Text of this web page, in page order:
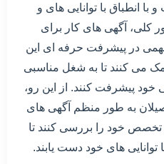
انطباق با توانایی های و
آگهی های کار برای
در پیشرفت حرفه ای این
کمک می کنند تا به شغل مناسبی
پیشرفت کنند. از این رو،
به طور منظم آگهی های
تخصص خود را بررسی کنند تا
های خود دست یابند.